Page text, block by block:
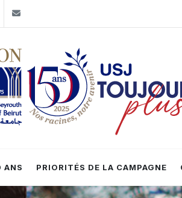
+961-1-421198
ANS PRIORITÉS DE LA CAMPAGNE